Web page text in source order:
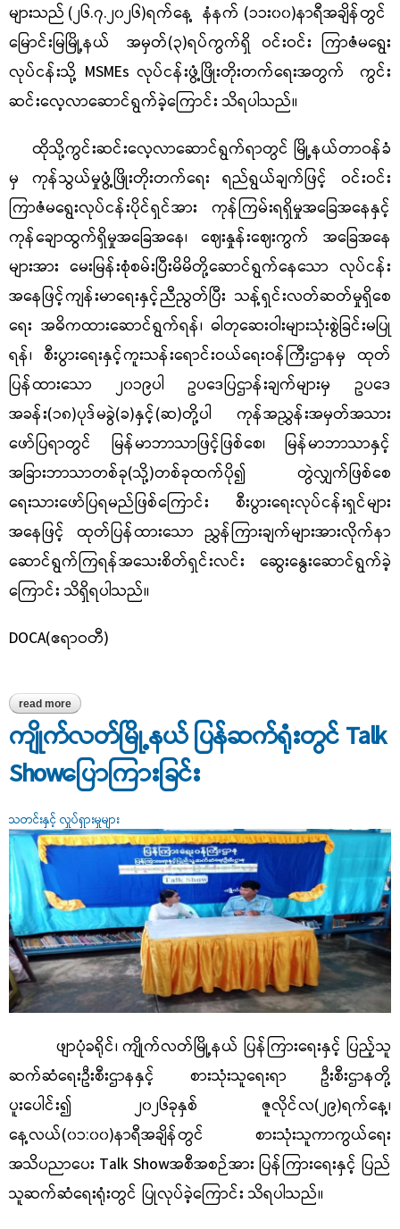
များသည် (၂၆.၇.၂၀၂၆)ရက်နေ့ နံနက် (၁၁း၀၀)နာရီအချိန်တွင်
မြောင်းမြမြို့နယ် အမှတ်(၃)ရပ်ကွက်ရှိ ဝင်းဝင်း ကြာဇံမရွေး
လုပ်ငန်းသို့ MSMEs လုပ်ငန်းဖွံ့ဖြိုးတိုးတက်ရေးအတွက် ကွင်း
ဆင်းလေ့လာဆောင်ရွက်ခဲ့ကြောင်း သိရပါသည်။
ထိုသို့ကွင်းဆင်းလေ့လာဆောင်ရွက်ရာတွင် မြို့နယ်တာဝန်ခံ
မှ ကုန်သွယ်မှုဖွံ့ဖြိုးတိုးတက်ရေး ရည်ရွယ်ချက်ဖြင့် ဝင်းဝင်း
ကြာဇံမရွေးလုပ်ငန်းပိုင်ရှင်အား
ကုန်ကြမ်းရရှိမှုအခြေအနေနှင့်
ကုန်ချောထွက်ရှိမှုအခြေအနေ၊ ဈေးနှုန်းဈေးကွက် အခြေအနေ
များအား မေးမြန်းစုံစမ်းပြီးမိမိတို့ဆောင်ရွက်နေသော လုပ်ငန်း
အနေဖြင့်ကျန်းမာရေးနှင့်ညီညွတ်ပြီး သန့်ရှင်းလတ်ဆတ်မှုရှိစေ
ရေး အဓိကထားဆောင်ရွက်ရန်၊ ဓါတုဆေးဝါးများသုံးစွဲခြင်းမပြု
ရန်၊ စီးပွားရေးနှင့်ကူးသန်းရောင်းဝယ်ရေးဝန်ကြီးဌာနမှ ထုတ်
ပြန်ထားသော ၂၀၁၉ပါ ဥပဒေပြဌာန်းချက်များမှ ဥပဒေ
အခန်း(၁၈)ပုဒ်မခွဲ(ခ)နှင့်(ဆ)တို့ပါ ကုန်အညွှန်းအမှတ်အသား
ဖော်ပြရာတွင်
မြန်မာဘာသာဖြင့်ဖြစ်စေ၊
မြန်မာဘာသာနှင့်
အခြားဘာသာတစ်ခု(သို့)တစ်ခုထက်ပို၍
တွဲလျှက်ဖြစ်စေ
ရေးသားဖော်ပြရမည်ဖြစ်ကြောင်း
စီးပွားရေးလုပ်ငန်းရှင်များ
အနေဖြင့် ထုတ်ပြန်ထားသော ညွှန်ကြားချက်များအားလိုက်နာ
ဆောင်ရွက်ကြရန်အသေးစိတ်ရှင်းလင်း ဆွေးနွေးဆောင်ရွက်ခဲ့
ကြောင်း သိရှိရပါသည်။
DOCA(ဧရာဝတီ)
read more about မြောင်းမြခရိုင်၊ မြောင်းမြမြို့နယ် အမှတ်(၃)ရှိ ဝင်းဝင်းကြာဇံမရွေး
လုပ်ငန်းသို့ ကုန်သွယ်မှုဖွံ့ဖြိုးတိုးတက်စေရေး ကွင်းဆင်းလေ့လာခြင်း
ကျိုက်လတ်မြို့နယ် ပြန်ဆက်ရုံးတွင် Talk
Showပြောကြားခြင်း
သတင်းနှင့် လှုပ်ရှားမှုများ
ဖျာပုံခရိုင်၊ ကျိုက်လတ်မြို့နယ် ပြန်ကြားရေးနှင့် ပြည့်သူ
ဆက်ဆံရေးဦးစီးဌာနနှင့် စားသုံးသူရေးရာ ဦးစီးဌာနတို့
ပူးပေါင်း၍ ၂၀၂၆ခုနှစ် ဇူလိုင်လ(၂၉)ရက်နေ့၊
နေ့လယ်(၀၁:၀၀)နာရီအချိန်တွင် စားသုံးသူကာကွယ်ရေး
အသိပညာပေး Talk Showအစီအစဉ်အား ပြန်ကြားရေးနှင့် ပြည်
သူဆက်ဆံရေးရုံးတွင် ပြုလုပ်ခဲ့ကြောင်း သိရပါသည်။